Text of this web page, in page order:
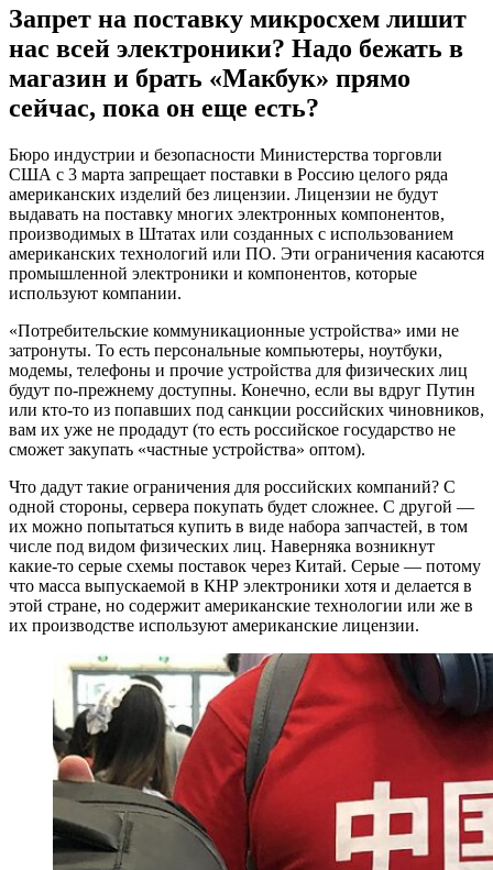
Запрет на поставку микросхем лишит
нас всей электроники? Надо бежать в
магазин и брать «Макбук» прямо
сейчас, пока он еще есть?
Бюро индустрии и безопасности Министерства торговли
США с 3 марта запрещает поставки в Россию целого ряда
американских изделий без лицензии. Лицензии не будут
выдавать на поставку многих электронных компонентов,
производимых в Штатах или созданных с использованием
американских технологий или ПО. Эти ограничения касаются
промышленной электроники и компонентов, которые
используют компании.
«Потребительские коммуникационные устройства» ими не
затронуты. То есть персональные компьютеры, ноутбуки,
модемы, телефоны и прочие устройства для физических лиц
будут по-прежнему доступны. Конечно, если вы вдруг Путин
или кто-то из попавших под санкции российских чиновников,
вам их уже не продадут (то есть российское государство не
сможет закупать «частные устройства» оптом).
Что дадут такие ограничения для российских компаний? С
одной стороны, сервера покупать будет сложнее. С другой —
их можно попытаться купить в виде набора запчастей, в том
числе под видом физических лиц. Наверняка возникнут
какие-то серые схемы поставок через Китай. Серые — потому
что масса выпускаемой в КНР электроники хотя и делается в
этой стране, но содержит американские технологии или же в
их производстве используют американские лицензии.